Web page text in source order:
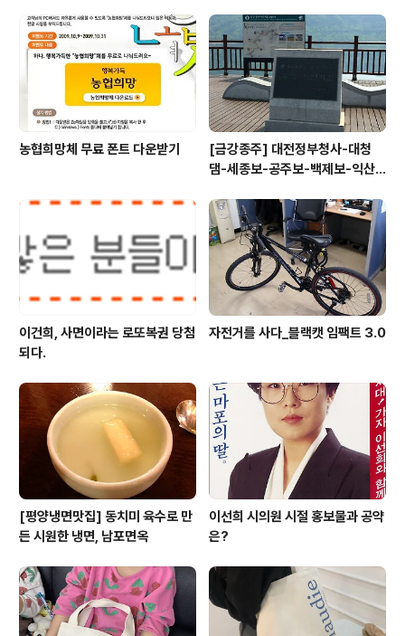
있다는 것은 몰랐습니다. 히라노 게이치로는 전작인 '책을
읽는 방법'에서 천천히 읽고 내용을 음미해보자는 제안이
었다고 합니다. 10년이면 강산이 변한다는 말도 이젠 옛말
이 되어 하루도 길게 느껴질정도로..
농협희망체 무료 폰트 다운받기
[금강종주] 대전정부청사-대청
댐-세종보-공주보-백제보-익산
이건희, 사면이라는 로또복권 당첨
되다.
자전거를 사다_블랙캣 임팩트 3.0
[평양냉면맛집] 동치미 육수로 만
든 시원한 냉면, 남포면옥
이선희 시의원 시절 홍보물과 공약
은?